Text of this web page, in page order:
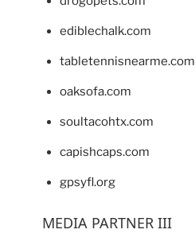
ediblechalk.com
tabletennisnearme.com
oaksofa.com
soultacohtx.com
capishcaps.com
gpsyfl.org
MEDIA PARTNER III